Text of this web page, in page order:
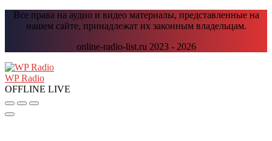
Все права на аудио и видео материалы, представленные на
нашем сайте, принадлежат их законным владельцам.
online-radio-list.ru 2023 - 2026
Прокрутить
вверх
WP Radio
OFFLINE LIVE